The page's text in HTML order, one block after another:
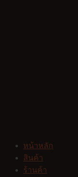
หน้าหลัก
สินค้า
ร้านค้า